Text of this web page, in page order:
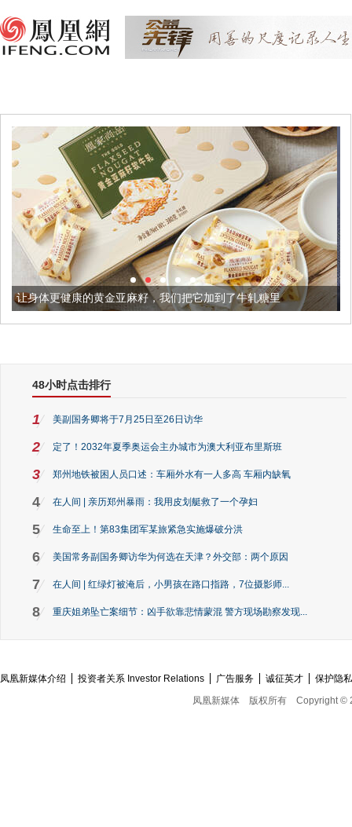
亚麻籽，我们把它加到了牛轧糖里 被列入佛家七宝的它
48小时点击排行
1 美副国务卿将于7月25日至26日访华
2 定了！2032年夏季奥运会主办城市为澳大利亚布里斯班
3 郑州地铁被困人员口述：车厢外水有一人多高 车厢内缺氧
4 在人间 | 亲历郑州暴雨：我用皮划艇救了一个孕妇
5 生命至上！第83集团军某旅紧急实施爆破分洪
6 美国常务副国务卿访华为何选在天津？外交部：两个原因
7 在人间 | 红绿灯被淹后，小男孩在路口指路，7位摄影师...
8 重庆姐弟坠亡案细节：凶手欲靠悲情蒙混 警方现场勘察发现...
凤凰新媒体介绍 投资者关系 Investor Relations 广告服务 诚征英才
保护隐
凤凰新媒体
版权所有 Copyright ©